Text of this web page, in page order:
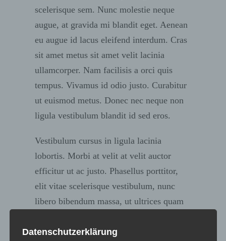
scelerisque sem. Nunc molestie neque
augue, at gravida mi blandit eget. Aenean
eu augue id lacus eleifend interdum. Cras
sit amet metus sit amet velit lacinia
ullamcorper. Nam facilisis a orci quis
tempus. Vivamus id odio justo. Curabitur
ut euismod metus. Donec nec neque non
ligula vestibulum blandit id sed eros.
Vestibulum cursus in ligula lacinia
lobortis. Morbi at velit at velit auctor
efficitur ut ac justo. Phasellus porttitor,
elit vitae scelerisque vestibulum, nunc
libero bibendum massa, ut ultrices quam
Suspendisse maximus odio mollis massa
Datenschutzerklärung